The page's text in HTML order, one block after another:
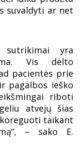
suvaldyti ar net
sutrikimai yra
Vis dėlto
pacientės prie
pagalbos ieško
riboti
atvejų šias
taikant
– sako E.